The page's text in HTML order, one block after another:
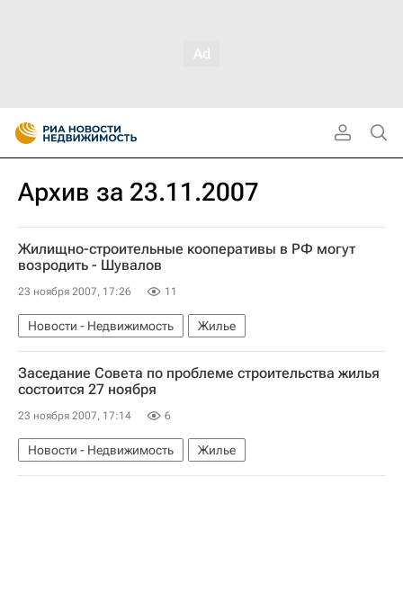
Архив за 23.11.2007
Жилищно-строительные кооперативы в РФ могут
возродить - Шувалов
23 ноября 2007, 17:26 11
Новости - Недвижимость Жилье
Заседание Совета по проблеме строительства жилья
состоится 27 ноября
23 ноября 2007, 17:14 6
Новости - Недвижимость Жилье